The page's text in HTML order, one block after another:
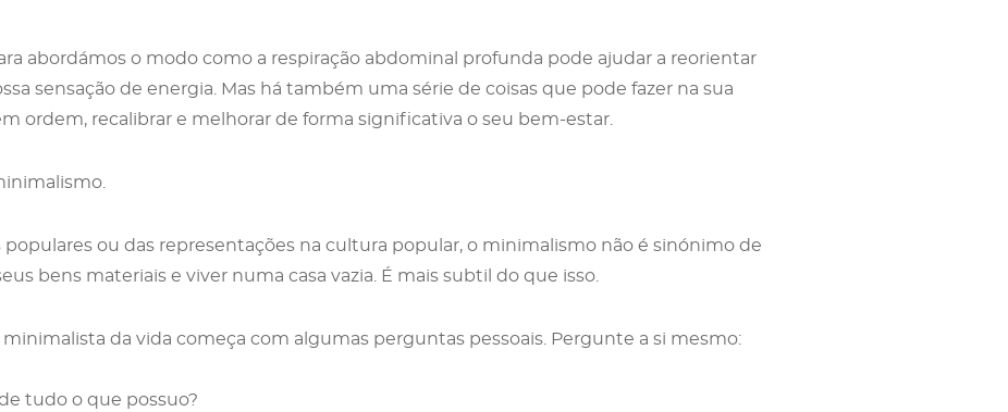
abordámos o modo como a respiração abdominal profunda pode ajudar a reorientar
sensação de energia. Mas há também uma série de coisas que pode fazer na sua
ordem, recalibrar e melhorar de forma significativa o seu bem-estar.
populares ou das representações na cultura popular, o minimalismo não é sinónimo de
bens materiais e viver numa casa vazia. É mais subtil do que isso.
da vida começa com algumas perguntas pessoais. Pergunte a si mesmo:
tudo o que possuo?